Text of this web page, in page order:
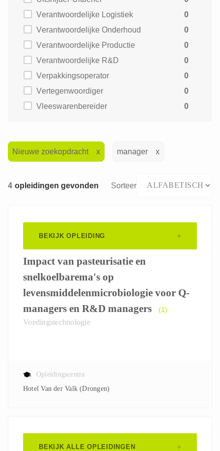
Verantwoordelijke Logistiek
0
Verantwoordelijke Onderhoud
0
Verantwoordelijke Productie
0
Verantwoordelijke R&D
0
Verpakkingsoperator
0
Vertegenwoordiger
0
Vleeswarenbereider
0
Nieuwe zoekopdracht manager
4 opleidingen gevonden Sorteer
BEKIJK OPLEIDING
Impact van pasteurisatie en
snelkoelbarema's op
levensmiddelenmicrobiologie voor Q-
managers en R&D managers
(1)
Voedingstechnologie
Opleidingscentra
Hotel Van der Valk (Drongen)
BEKIJK ALLE OPLEIDINGEN